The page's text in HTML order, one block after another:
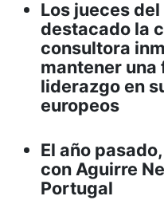
Los jueces
destacado la
consultora
mantener
liderazgo en
europeos
El año
con Aguirre
Portugal